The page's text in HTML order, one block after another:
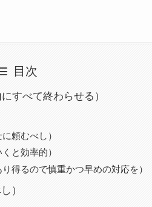
目次
すべて終わらせる）
頼むべし）
と効率的）
得るので慎重かつ早めの対応を）
）